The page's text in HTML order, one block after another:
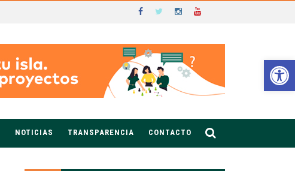
NOTICIAS TRANSPARENCIA CONTACTO